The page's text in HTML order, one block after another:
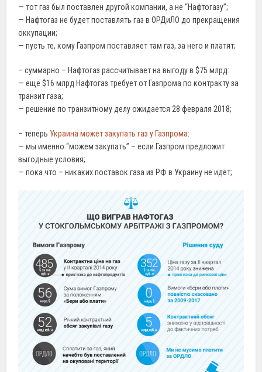
— тот газ был поставлен другой компании, а не “Нафтогазу”;
— Нафтогаз не будет поставлять газ в ОРДиЛО до прекращения
оккупации;
— пусть те, кому Газпром поставляет там газ, за него и платят;
– суммарно – Нафтогаз рассчитывает на выгоду в $75 млрд:
— ещё $16 млрд Нафтогаз требует от Газпрома по контракту за
транзит газа;
— решение по транзитному делу ожидается 28 февраля 2018;
– теперь Украина может закупать газ у Газпрома:
— мы именно “можем закупать” – если Газпром предложит
выгодные условия;
— пока что – никаких поставок газа из РФ в Украину не идёт;